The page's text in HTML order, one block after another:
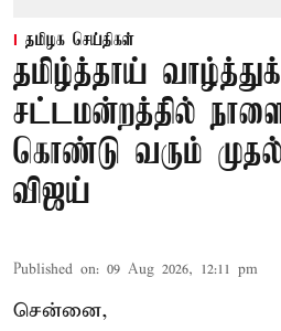
தமிழக செய்திகள்
தமிழ்த்தாய்
சட்டமன்றத்தில்
கொண்டு வரும்
விஜய்
Published on: 09 Aug 2026, 12:11 pm
சென்னை,